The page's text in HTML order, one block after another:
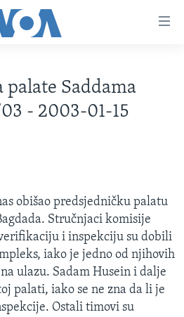
DRŽAVE
Saddama
- 2003-01-15
obišao predsjedničku palatu
Stručnjaci komisije
i inspekciju su dobili
iako je jedno od njihovih
ulazu. Sadam Husein i dalje
palati, iako se ne zna da li je
Ostali timovi su